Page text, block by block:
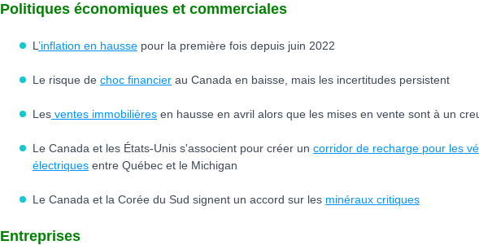
Politiques économiques et commerciales
L ’inflation en hausse pour la première fois depuis juin 2022
Le risque de choc financier au Canada en baisse, mais les incertitudes persistent
Les ventes immobilières en hausse en avril alors que les mises en vente sont à un
Le Canada et les États-Unis s'associent pour créer un corridor de recharge pour les
électriques entre Québec et le Michigan
Le Canada et la Corée du Sud signent un accord sur les minéraux critiques
Entreprises